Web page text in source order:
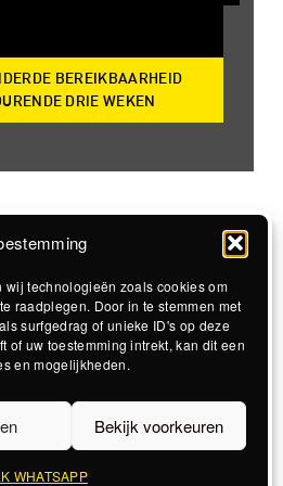
technologieën zoals cookies om
raadplegen. Door in te stemmen met
surfgedrag of unieke ID's op deze
of uw toestemming intrekt, kan dit een
en mogelijkheden.
Bekijk voorkeuren
WHATSAPP
BEREIKBAARHEID
DRIE WEKEN